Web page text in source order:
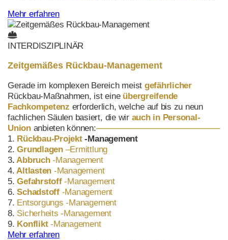
Mehr erfahren
INTERDISZIPLINÄR
Zeitgemäßes Rückbau-Management
Gerade im komplexen Bereich meist gefährlicher
Rückbau-Maßnahmen, ist eine übergreifende
Fachkompetenz erforderlich, welche auf bis zu neun
fachlichen Säulen basiert, die wir auch in Personal-
Unionanbieten können:——————————————–
1. Rückbau-Projekt -Management
2. Grundlagen –Ermittlung
3. Abbruch -Management
4. Altlasten -Management
5. Gefahrstoff -Management
6. Schadstoff -Management
7. Entsorgungs -Management
8. Sicherheits -Management
9. Konflikt -Management
Mehr erfahren